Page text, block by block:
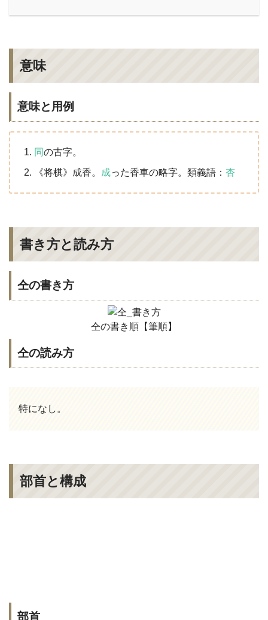
意味
意味と用例
同の古字。
《将棋》成香。
成った香車の略字。類義語： 杏
書き方と読み方
仝の書き方
仝の書き順【筆順】
仝の読み方
特になし。
部首と構成
部首